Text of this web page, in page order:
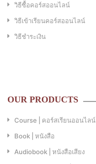
วิธีซื้อคอร์สออนไลน์
วิธีเข้าเรียนคอร์สออนไลน์
วิธีชำระเงิน
OUR PRODUCTS
Course | คอร์สเรียนออนไลน์
Book | หนังสือ
Audiobook | หนังสือเสียง